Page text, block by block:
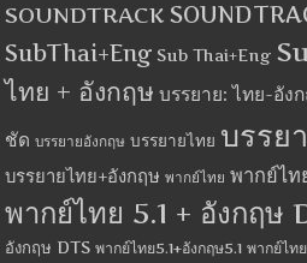
SOUNDTRACK
SubThai+Eng Sub Thai+Eng
ไทย + อังกฤษ บรรยาย: ไทย-อัง
ชัด บรรยายอังกฤษ บรรยายไทย บรรย
บรรยายไทย+อังกฤษ พากย์ไทย พากย์ไ
พากย์ไทย 5.1 + อังกฤษ
อังกฤษ DTS พากย์ไทย5.1+อังกฤษ5.1 พากย์ไท